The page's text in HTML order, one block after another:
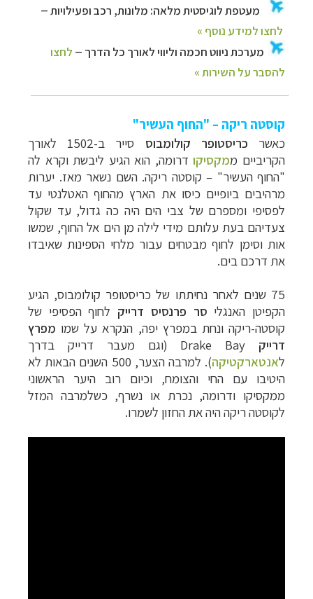
קוסטה ריקה – "החוף העשיר"
כאשר כריסטופר קולומבוס
סייר ב-1502 לאורך
הקריביים ממקסיקודרומה, הוא הגיע ליבשת וקרא לה
"החוף העשיר" – קוסטה ריקה. השם נשאר מאז. יערות
מרהיבים ביופיים כיסו את הארץ מהחוף האטלנטי עד
לפסיפי ומספרם של צבי הים היה כה גדול, עד שקול
צעדיהם בעת עלותם מידי לילה מן הים אל החוף, שמשו
אות וסימן לחוף מבטחים עבור מלחי הספינות שאיבדו
את דרכם בים.
75 שנים לאחר נחיתתו של כריסטופר קולומבוס, הגיע
הקפיטן האנגלי סר פרנסיס דרייק לחוף הפסיפי של
קוסטה-ריקה ונחת במפרץ יפה, הנקרא על שמו מפרץ
דרייק Drake Bay
(וגם מעבר דרייק בדרך
לאנטארקטיקה
). למרבה הצער, 500 השנים הבאות לא
היטיבו עם החי והצומח, וכיום רוב היער הראשוני
ממקסיקו ודרומה, נכרת או נשרף, כשלמרבה המזל
לקוסטה ריקה היה את החזון לשמרו.